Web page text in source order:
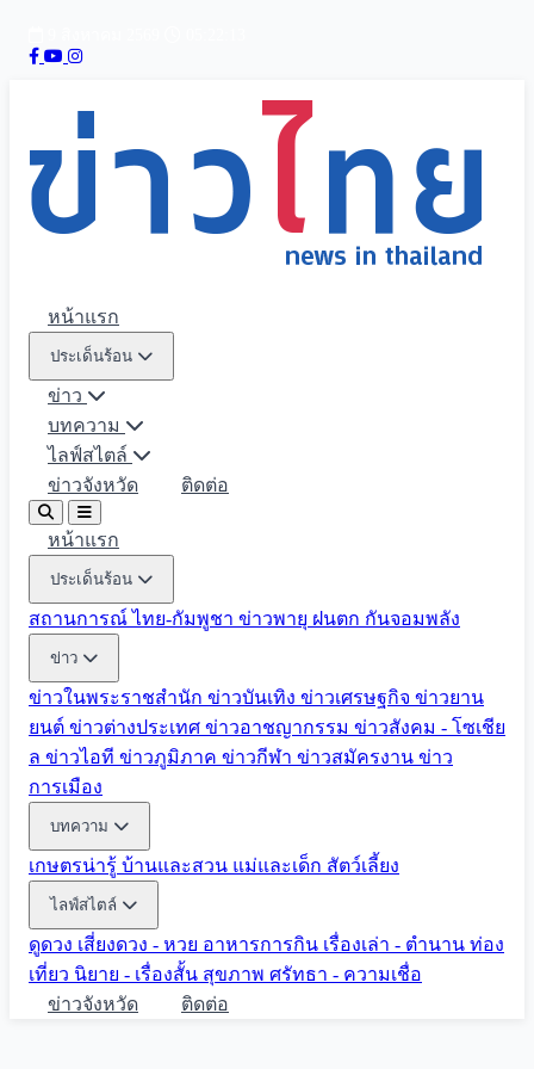
หน้าแรก
ประเด็นร้อน
ข่าว
บทความ
ไลฟ์สไตล์
ข่าวจังหวัด
ติดต่อ
หน้าแรก
ประเด็นร้อน
สถานการณ์ ไทย-กัมพูชา ข่าวพายุ ฝนตก กันจอมพลัง
ข่าว
ข่าวในพระราชสำนัก ข่าวบันเทิง ข่าวเศรษฐกิจ ข่าวยาน
ยนต์ ข่าวต่างประเทศ ข่าวอาชญากรรม ข่าวสังคม - โซเชีย
ล ข่าวไอที ข่าวภูมิภาค ข่าวกีฬา ข่าวสมัครงาน ข่าว
การเมือง
บทความ
เกษตรน่ารู้ บ้านและสวน แม่และเด็ก สัตว์เลี้ยง
ไลฟ์สไตล์
ดูดวง เสี่ยงดวง - หวย อาหารการกิน เรื่องเล่า - ตำนาน ท่อง
เที่ยว นิยาย - เรื่องสั้น สุขภาพ ศรัทธา - ความเชื่อ
ข่าวจังหวัด
ติดต่อ